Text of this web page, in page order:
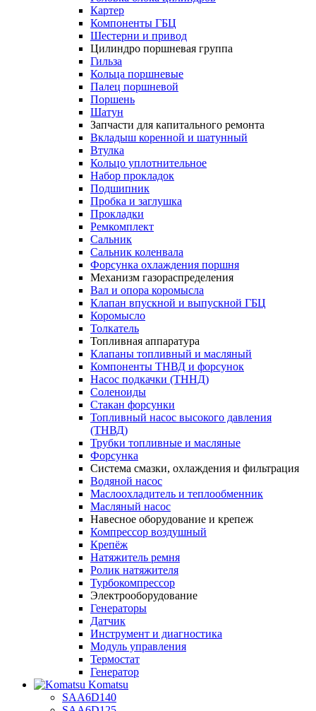
Картер
Компоненты ГБЦ
Шестерни и привод
Цилиндро поршневая группа
Гильза
Кольца поршневые
Палец поршневой
Поршень
Шатун
Запчасти для капитального ремонта
Вкладыш коренной и шатунный
Втулка
Кольцо уплотнительное
Набор прокладок
Подшипник
Пробка и заглушка
Прокладки
Ремкомплект
Сальник
Сальник коленвала
Форсунка охлаждения поршня
Механизм газораспределения
Вал и опора коромысла
Клапан впускной и выпускной ГБЦ
Коромысло
Толкатель
Топливная аппаратура
Клапаны топливный и масляный
Компоненты ТНВД и форсунок
Насос подкачки (ТННД)
Соленоиды
Стакан форсунки
Топливный насос высокого давления
(ТНВД)
Трубки топливные и масляные
Форсунка
Система смазки, охлаждения и фильтрация
Водяной насос
Маслоохладитель и теплообменник
Масляный насос
Навесное оборудование и крепеж
Компрессор воздушный
Крепёж
Натяжитель ремня
Ролик натяжителя
Турбокомпрессор
Электрооборудование
Генераторы
Датчик
Инструмент и диагностика
Модуль управления
Термостат
Генератор
Komatsu
SAA6D140